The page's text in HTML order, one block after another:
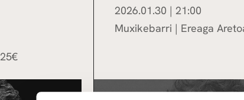
25€
2026.01.30 | 21:00
Muxikebarri | Ereaga